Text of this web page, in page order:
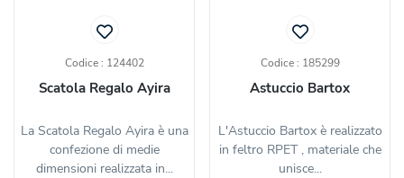
Codice : 124402
Scatola Regalo Ayira
La Scatola Regalo Ayira è una
confezione di medie
dimensioni realizzata in...
Codice : 185299
Astuccio Bartox
L'Astuccio Bartox è realizzato
in feltro RPET , materiale che
unisce...